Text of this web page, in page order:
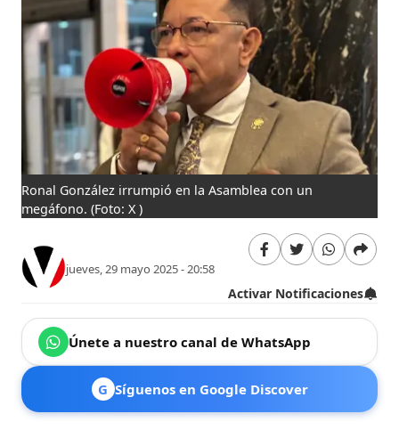
Ronal González irrumpió en la Asamblea con un
megáfono.(Foto: X )
jueves, 29 mayo 2025 - 20:58
Activar Notificaciones
Únete a nuestro canal de WhatsApp
G Síguenos en Google Discover